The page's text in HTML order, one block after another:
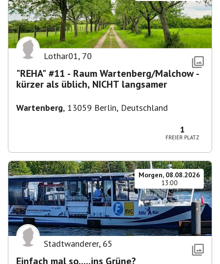
Lothar01, 70
"REHA" #11 - Raum Wartenberg/Malchow -
kürzer als üblich, NICHT langsamer
Wartenberg, 13059 Berlin, Deutschland
1
FREIER PLATZ
Morgen, 08.08.2026
13:00
Stadtwanderer, 65
Einfach mal so.....ins Grüne?